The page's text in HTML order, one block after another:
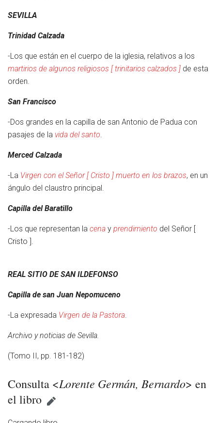
otro
SEVILLA
Trinidad Calzada
-Los que están en el cuerpo de la iglesia, relativos a los
martirios de algunos religiosos [ trinitarios calzados ] de esta
orden.
San Francisco
-Dos grandes en la capilla de san Antonio de Padua con
pasajes de la vida del santo.
Merced Calzada
-La Virgen con el Señor [ Cristo ] muerto en los brazos, en un
ángulo del claustro principal.
Capilla del Baratillo
-Los que representan la cena y prendimiento del Señor [
Cristo ].
REAL SITIO DE SAN ILDEFONSO
Capilla de san Juan Nepomuceno
-La expresada Virgen de la Pastora.
Archivo y noticias de Sevilla.
(Tomo II, pp. 181-182)
Consulta <Lorente Germán, Bernardo> en
el libro